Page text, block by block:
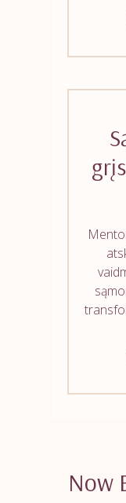
Now